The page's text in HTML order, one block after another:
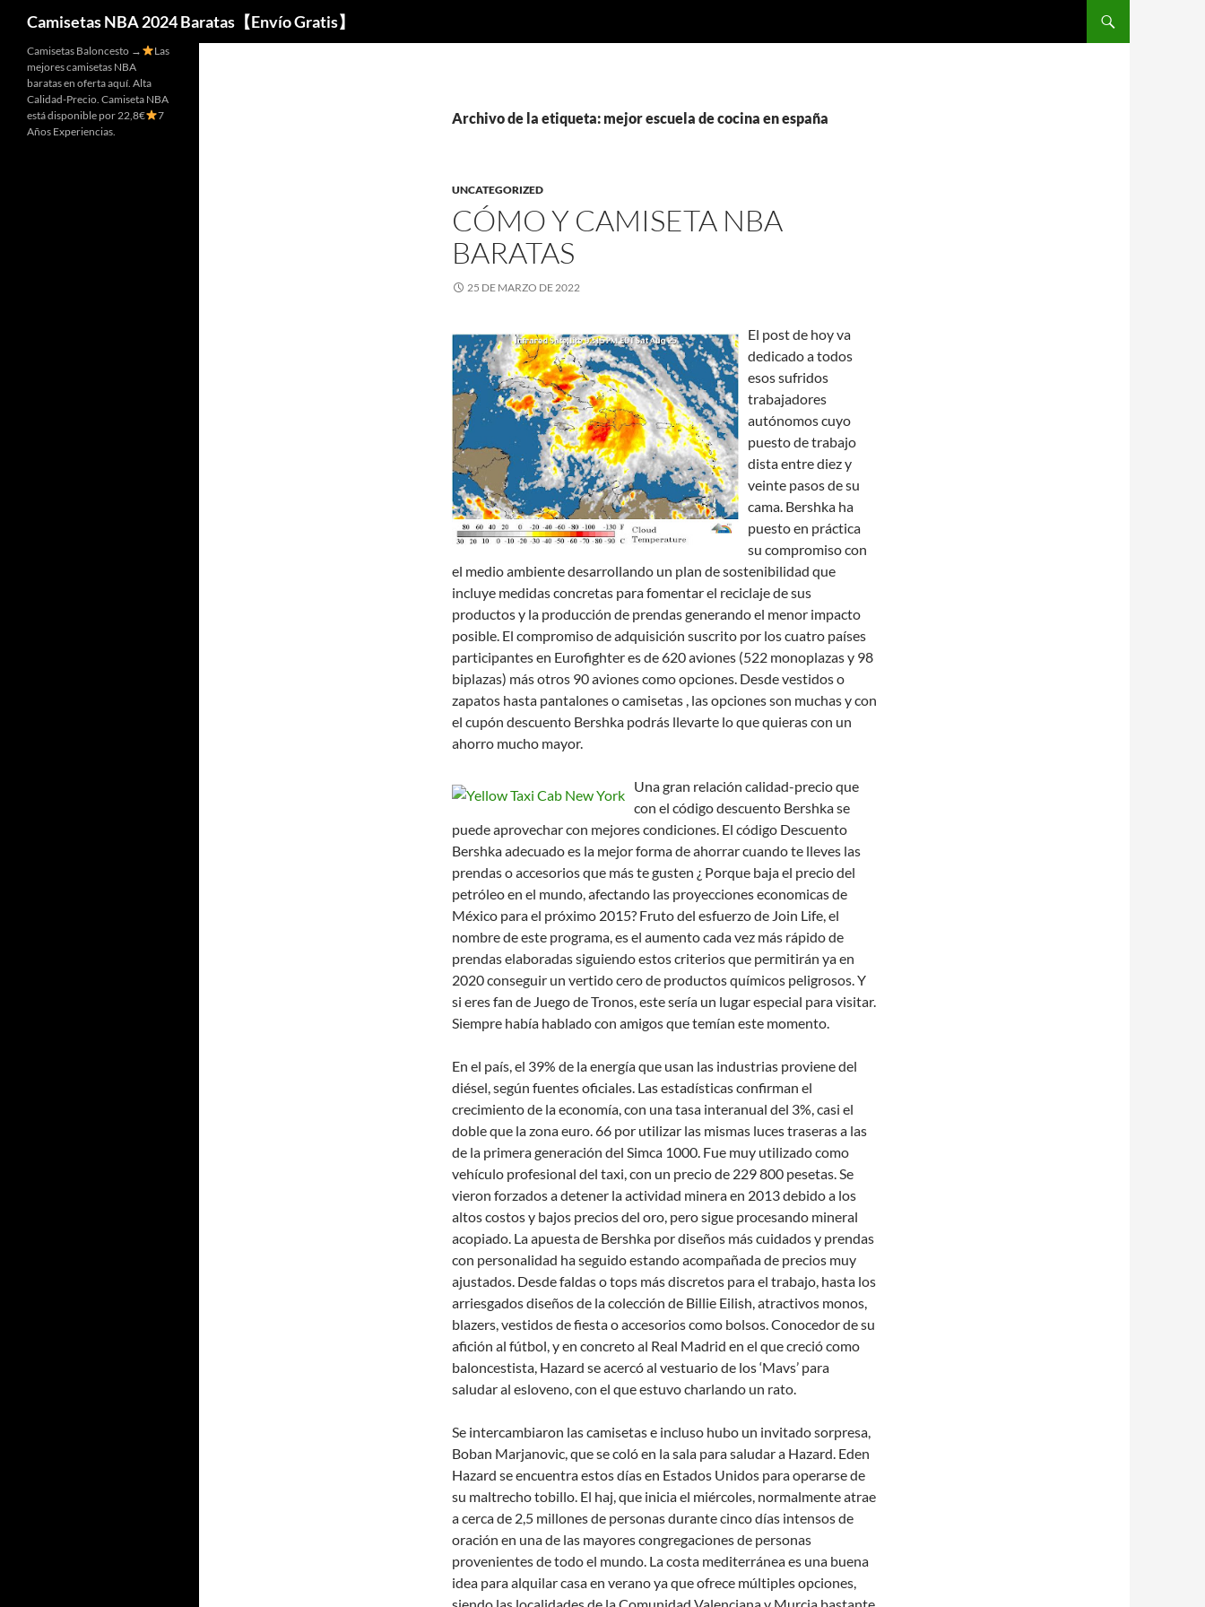
Camisetas NBA 2024 Baratas【Envío Gratis】
Archivo de la etiqueta: mejor escuela de cocina en españa
UNCATEGORIZED
CÓMO Y CAMISETA NBA
BARATAS
25 DE MARZO DE 2022
El post de hoy va
dedicado a todos
esos sufridos
trabajadores
autónomos cuyo
puesto de trabajo
dista entre diez y
veinte pasos de su
cama. Bershka ha
puesto en práctica
su compromiso con
el medio ambiente desarrollando un plan de sostenibilidad que
incluye medidas concretas para fomentar el reciclaje de sus
productos y la producción de prendas generando el menor impacto
posible. El compromiso de adquisición suscrito por los cuatro países
participantes en Eurofighter es de 620 aviones (522 monoplazas y 98
biplazas) más otros 90 aviones como opciones. Desde vestidos o
zapatos hasta pantalones o camisetas , las opciones son muchas y con
el cupón descuento Bershka podrás llevarte lo que quieras con un
ahorro mucho mayor.
Una gran relación calidad-precio que
con el código descuento Bershka se
puede aprovechar con mejores condiciones. El código Descuento
Bershka adecuado es la mejor forma de ahorrar cuando te lleves las
prendas o accesorios que más te gusten ¿ Porque baja el precio del
petróleo en el mundo, afectando las proyecciones economicas de
México para el próximo 2015? Fruto del esfuerzo de Join Life, el
nombre de este programa, es el aumento cada vez más rápido de
prendas elaboradas siguiendo estos criterios que permitirán ya en
2020 conseguir un vertido cero de productos químicos peligrosos. Y
si eres fan de Juego de Tronos, este sería un lugar especial para visitar.
Siempre había hablado con amigos que temían este momento.
En el país, el 39% de la energía que usan las industrias proviene del
diésel, según fuentes oficiales. Las estadísticas confirman el
crecimiento de la economía, con una tasa interanual del 3%, casi el
doble que la zona euro. 66 por utilizar las mismas luces traseras a las
de la primera generación del Simca 1000. Fue muy utilizado como
vehículo profesional del taxi, con un precio de 229 800 pesetas. Se
vieron forzados a detener la actividad minera en 2013 debido a los
altos costos y bajos precios del oro, pero sigue procesando mineral
acopiado. La apuesta de Bershka por diseños más cuidados y prendas
con personalidad ha seguido estando acompañada de precios muy
ajustados. Desde faldas o tops más discretos para el trabajo, hasta los
arriesgados diseños de la colección de Billie Eilish, atractivos monos,
blazers, vestidos de fiesta o accesorios como bolsos. Conocedor de su
afición al fútbol, y en concreto al Real Madrid en el que creció como
baloncestista, Hazard se acercó al vestuario de los ‘Mavs’ para
saludar al esloveno, con el que estuvo charlando un rato.
Se intercambiaron las camisetas e incluso hubo un invitado sorpresa,
Boban Marjanovic, que se coló en la sala para saludar a Hazard. Eden
Hazard se encuentra estos días en Estados Unidos para operarse de
su maltrecho tobillo. El haj, que inicia el miércoles, normalmente atrae
a cerca de 2,5 millones de personas durante cinco días intensos de
oración en una de las mayores congregaciones de personas
provenientes de todo el mundo. La costa mediterránea es una buena
idea para alquilar casa en verano ya que ofrece múltiples opciones,
Camisetas Baloncesto →
Las
mejores camisetas NBA
baratas en oferta aquí. Alta
Calidad-Precio. Camiseta NBA
está disponible por 22,8€
7
Años Experiencias.